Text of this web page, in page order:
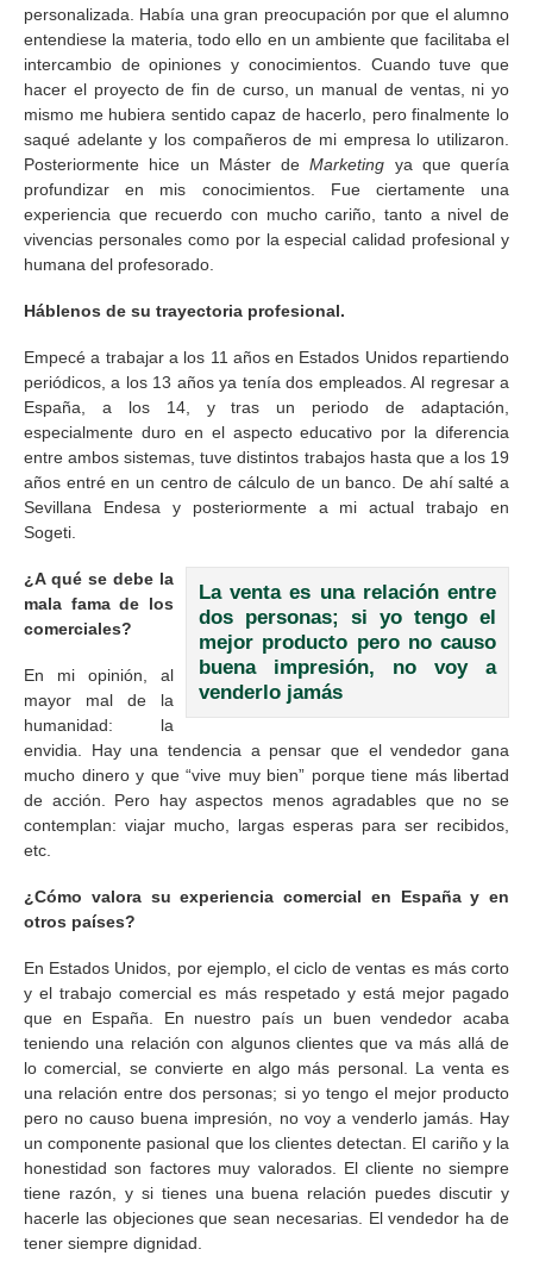
personalizada. Había una gran preocupación por que el alumno
entendiese la materia, todo ello en un ambiente que facilitaba el
intercambio de opiniones y conocimientos. Cuando tuve que
hacer el proyecto de fin de curso, un manual de ventas, ni yo
mismo me hubiera sentido capaz de hacerlo, pero finalmente lo
saqué adelante y los compañeros de mi empresa lo utilizaron.
Posteriormente hice un Máster deMarketing ya que quería
profundizar en mis conocimientos. Fue ciertamente una
experiencia que recuerdo con mucho cariño, tanto a nivel de
vivencias personales como por la especial calidad profesional y
humana del profesorado.
Háblenos de su trayectoria profesional.
Empecé a trabajar a los 11 años en Estados Unidos repartiendo
periódicos, a los 13 años ya tenía dos empleados. Al regresar a
España, a los 14, y tras un periodo de adaptación,
especialmente duro en el aspecto educativo por la diferencia
entre ambos sistemas, tuve distintos trabajos hasta que a los 19
años entré en un centro de cálculo de un banco. De ahí salté a
Sevillana Endesa y posteriormente a mi actual trabajo en
Sogeti.
La venta es una relación entre
dos personas; si yo tengo el
mejor producto pero no causo
buena impresión, no voy a
venderlo jamás
¿A qué se debe la
mala fama de los
comerciales?
En mi opinión, al
mayor mal de la
humanidad: la
envidia. Hay una tendencia a pensar que el vendedor gana
mucho dinero y que “vive muy bien” porque tiene más libertad
de acción. Pero hay aspectos menos agradables que no se
contemplan: viajar mucho, largas esperas para ser recibidos,
etc.
¿Cómo valora su experiencia comercial en España y en
otros países?
En Estados Unidos, por ejemplo, el ciclo de ventas es más corto
y el trabajo comercial es más respetado y está mejor pagado
que en España. En nuestro país un buen vendedor acaba
teniendo una relación con algunos clientes que va más allá de
lo comercial, se convierte en algo más personal. La venta es
una relación entre dos personas; si yo tengo el mejor producto
pero no causo buena impresión, no voy a venderlo jamás. Hay
un componente pasional que los clientes detectan. El cariño y la
honestidad son factores muy valorados. El cliente no siempre
tiene razón, y si tienes una buena relación puedes discutir y
hacerle las objeciones que sean necesarias. El vendedor ha de
tener siempre dignidad.